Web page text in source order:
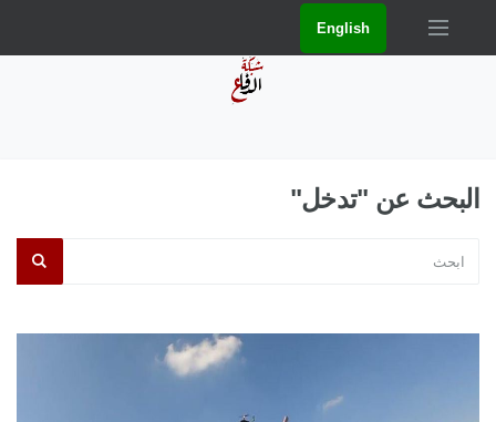
English
البحث عن "تدخل"